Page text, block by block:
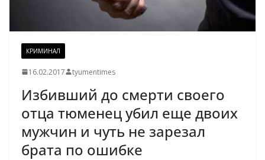
КРИМИНАЛ
16.02.2017 tyumentimes
Избивший до смерти своего
отца тюменец убил еще двоих
мужчин и чуть не зарезал
брата по ошибке